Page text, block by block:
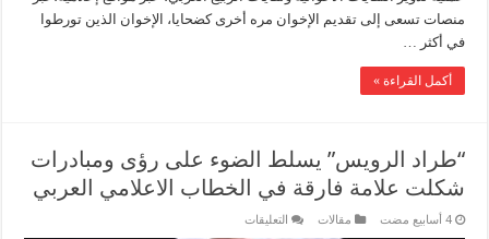
مرة
اخرى
منصات تسعى إلى تقديم الإخوان مره أخرى كضحايا، الإخوان الذين تورطوا
في أكثر …
أكمل القراءة »
“طراد الرويس” يسلط الضوء على رؤى ومبادرات
شكلت علامة فارقة في الخطاب الاعلامي العربي
‏4 أسابيع مضت مقالات التعليقات